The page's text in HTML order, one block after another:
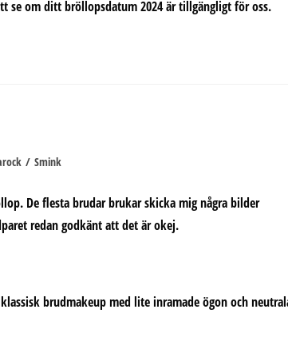
se om ditt bröllopsdatum 2024 är tillgängligt för oss.
/ Smink
De flesta brudar brukar skicka mig några bilder
redan godkänt att det är okej.
brudmakeup med lite inramade ögon och